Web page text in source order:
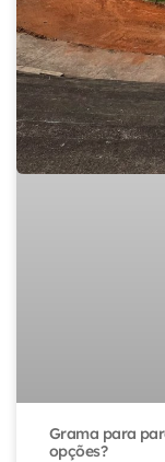
Grama para
opções?